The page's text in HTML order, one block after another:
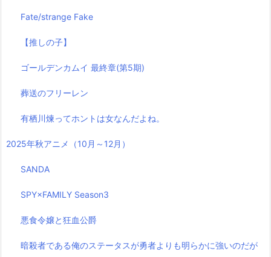
Fate/strange Fake
【推しの子】
ゴールデンカムイ 最終章(第5期)
葬送のフリーレン
有栖川煉ってホントは女なんだよね。
2025年秋アニメ（10月～12月）
SANDA
SPY×FAMILY Season3
悪食令嬢と狂血公爵
暗殺者である俺のステータスが勇者よりも明らかに強いのだが